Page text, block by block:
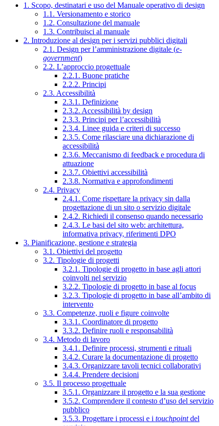
1. Scopo, destinatari e uso del Manuale operativo di design
1.1. Versionamento e storico
1.2. Consultazione del manuale
1.3. Contribuisci al manuale
2. Introduzione al design per i servizi pubblici digitali
2.1. Design per l’amministrazione digitale (e-
government)
2.2. L’approccio progettuale
2.2.1. Buone pratiche
2.2.2. Principi
2.3. Accessibilità
2.3.1. Definizione
2.3.2. Accessibilità by design
2.3.3. Principi per l’accessibilità
2.3.4. Linee guida e criteri di successo
2.3.5. Come rilasciare una dichiarazione di
accessibilità
2.3.6. Meccanismo di feedback e procedura di
attuazione
2.3.7. Obiettivi accessibilità
2.3.8. Normativa e approfondimenti
2.4. Privacy
2.4.1. Come rispettare la privacy sin dalla
progettazione di un sito o servizio digitale
2.4.2. Richiedi il consenso quando necessario
2.4.3. Le basi del sito web: architettura,
informativa privacy, riferimenti DPO
3. Pianificazione, gestione e strategia
3.1. Obiettivi del progetto
3.2. Tipologie di progetti
3.2.1. Tipologie di progetto in base agli attori
coinvolti nel servizio
3.2.2. Tipologie di progetto in base al focus
3.2.3. Tipologie di progetto in base all’ambito di
intervento
3.3. Competenze, ruoli e figure coinvolte
3.3.1. Coordinatore di progetto
3.3.2. Definire ruoli e responsabilità
3.4. Metodo di lavoro
3.4.1. Definire processi, strumenti e rituali
3.4.2. Curare la documentazione di progetto
3.4.3. Organizzare tavoli tecnici collaborativi
3.4.4. Prendere decisioni
3.5. Il processo progettuale
3.5.1. Organizzare il progetto e la sua gestione
3.5.2. Comprendere il contesto d’uso del servizio
pubblico
3.5.3. Progettare i processi e i touchpointdel